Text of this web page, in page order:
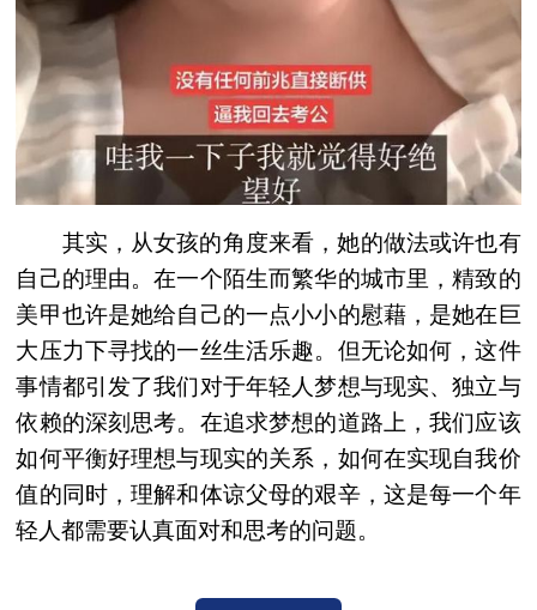
其实，从女孩的角度来看，她的做法或许也有
自己的理由。在一个陌生而繁华的城市里，精致的
美甲也许是她给自己的一点小小的慰藉，是她在巨
大压力下寻找的一丝生活乐趣。但无论如何，这件
事情都引发了我们对于年轻人梦想与现实、独立与
依赖的深刻思考。在追求梦想的道路上，我们应该
如何平衡好理想与现实的关系，如何在实现自我价
值的同时，理解和体谅父母的艰辛，这是每一个年
轻人都需要认真面对和思考的问题。